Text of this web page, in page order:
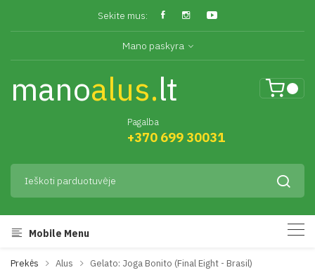
Sekite mus:
Mano paskyra
manoalus.lt
Pagalba
+370 699 30031
Mobile Menu
Prekės Alus Gelato: Joga Bonito (Final Eight - Brasil)